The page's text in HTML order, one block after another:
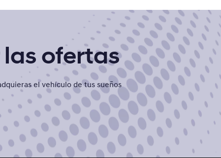
ofertas
el vehículo de tus sueños